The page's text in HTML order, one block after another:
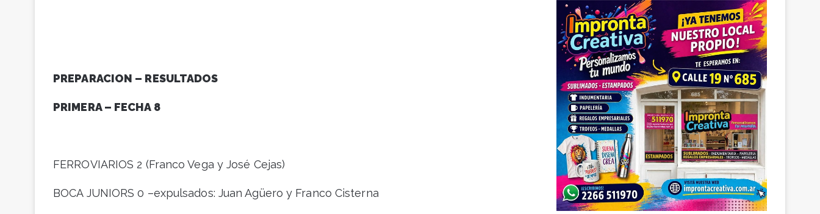
PREPARACION – RESULTADOS
PRIMERA – FECHA 8
FERROVIARIOS 2 (Franco Vega y José Cejas)
BOCA JUNIORS 0 –expulsados: Juan Agüero y Franco Cisterna